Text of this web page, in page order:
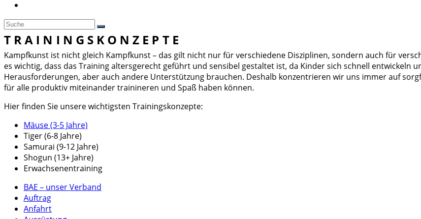
TRAININGSKONZEPTE
Kampfkunst ist nicht gleich Kampfkunst – das gilt nicht nur für verschiedene Disziplinen, sondern auch für
es wichtig, dass das Training altersgerecht geführt und sensibel gestaltet ist, da Kinder sich schnell entwickeln
Herausforderungen, aber auch andere Unterstützung brauchen. Deshalb konzentrieren wir uns immer auf
für alle produktiv miteinander trainineren und Spaß haben können.
Hier finden Sie unsere wichtigsten Trainingskonzepte:
Mäuse (3-5 Jahre)
Tiger (6-8 Jahre)
Samurai (9-12 Jahre)
Shogun (13+ Jahre)
Erwachsenentraining
BAE – unser Verband
Auftrag
Anfahrt